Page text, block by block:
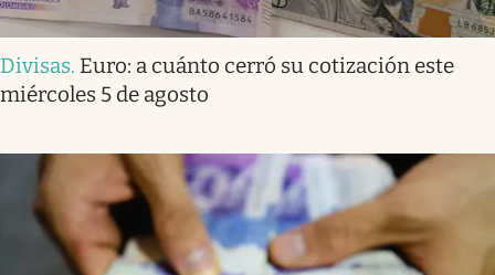
Divisas. Euro: a cuánto cerró su cotización este
miércoles 5 de agosto